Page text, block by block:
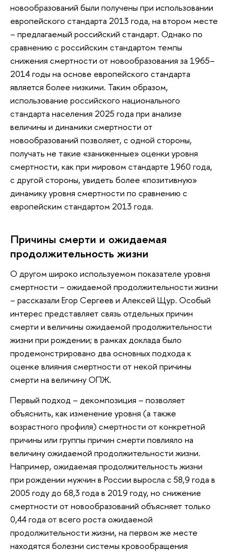
новообразований были получены при использовании
европейского стандарта 2013 года, на втором месте
– предлагаемый российский стандарт. Однако по
сравнению с российским стандартом темпы
снижения смертности от новообразования за 1965–
2014 годы на основе европейского стандарта
является более низкими. Таким образом,
использование российского национального
стандарта населения 2025 года при анализе
величины и динамики смертности от
новообразований позволяет, с одной стороны,
получать не такие «заниженные» оценки уровня
смертности, как при мировом стандарте 1960 года,
с другой стороны, увидеть более «позитивную»
динамику уровня смертности по сравнению с
европейским стандартом 2013 года.
Причины смерти и ожидаемая
продолжительность жизни
О другом широко используемом показателе уровня
смертности – ожидаемой продолжительности жизни
– рассказали Егор Сергеев и Алексей Щур. Особый
интерес представляет связь отдельных причин
смерти и величины ожидаемой продолжительности
жизни при рождении; в рамках доклада было
продемонстрировано два основных подхода к
оценке влияния смертности от некой причины
смерти на величину ОПЖ.
Первый подход – декомпозиция – позволяет
объяснить, как изменение уровня (а также
возрастного профиля) смертности от конкретной
причины или группы причин смерти повлияло на
величину ожидаемой продолжительности жизни.
Например, ожидаемая продолжительность жизни
при рождении мужчин в России выросла с 58,9 года в
2005 году до 68,3 года в 2019 году, но снижение
смертности от новообразований объясняет только
0,44 года от всего роста ожидаемой
продолжительности жизни, на первом же месте
находятся болезни системы кровообращения